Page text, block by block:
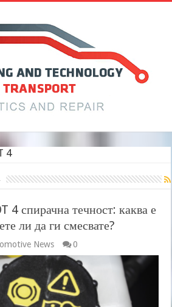
4
4 спирачна течност: каква е
ли да ги смесвате?
News 0